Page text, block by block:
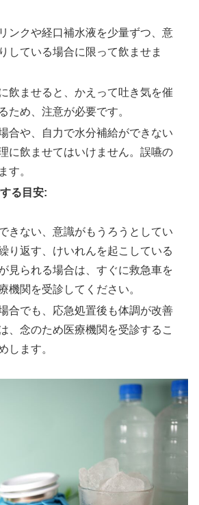
ンクや経口補水液を少量ずつ、意
している場合に限って飲ませま
飲ませると、かえって吐き気を催
ため、注意が必要です。
合や、自力で水分補給ができない
に飲ませてはいけません。誤嚥の
す。
る目安:
きない、意識がもうろうとしてい
り返す、けいれんを起こしている
見られる場合は、すぐに救急車を
機関を受診してください。
合でも、応急処置後も体調が改善
、念のため医療機関を受診するこ
します。